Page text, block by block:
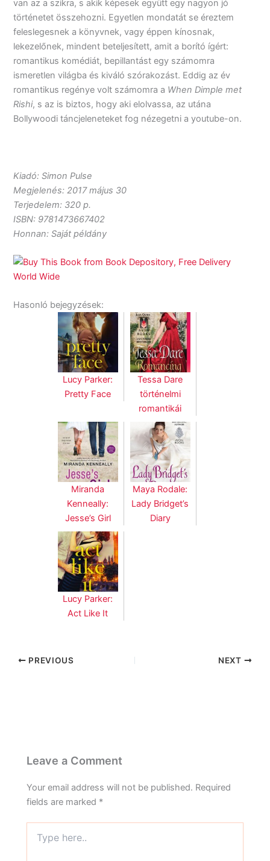
van az a szikra, s akik képesek együtt egy nagyon jó
történetet összehozni. Egyetlen mondatát se éreztem
feleslegesnek a könyvnek, vagy éppen kínosnak,
lekezelőnek, mindent beteljesített, amit a borító ígért:
romantikus komédiát, bepillantást egy számomra
ismeretlen világba és kiváló szórakozást. Eddig az év
romantikus regénye volt számomra a When Dimple met
Rishi, s az is biztos, hogy aki elolvassa, az utána
Bollywoodi táncjeleneteket fog nézegetni a youtube-on.
Kiadó: Simon Pulse
Megjelenés: 2017 május 30
Terjedelem: 320 p.
ISBN: 9781473667402
Honnan: Saját példány
Hasonló bejegyzések:
Lucy Parker:
Pretty Face
Tessa Dare
történelmi
romantikái
Miranda
Kenneally:
Jesse’s Girl
Maya Rodale:
Lady Bridget’s
Diary
Lucy Parker:
Act Like It
PREVIOUS NEXT
Leave a Comment
Your email address will not be published. Required
fields are marked *
here..